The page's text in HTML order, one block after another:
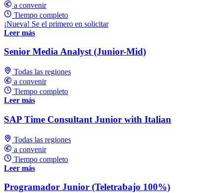
a convenir
Tiempo completo
¡Nueva! Se el primero en solicitar
Leer más
Senior Media Analyst (Junior-Mid)
Todas las regiones
a convenir
Tiempo completo
Leer más
SAP Time Consultant Junior with Italian
Todas las regiones
a convenir
Tiempo completo
Leer más
Programador Junior (Teletrabajo 100%)